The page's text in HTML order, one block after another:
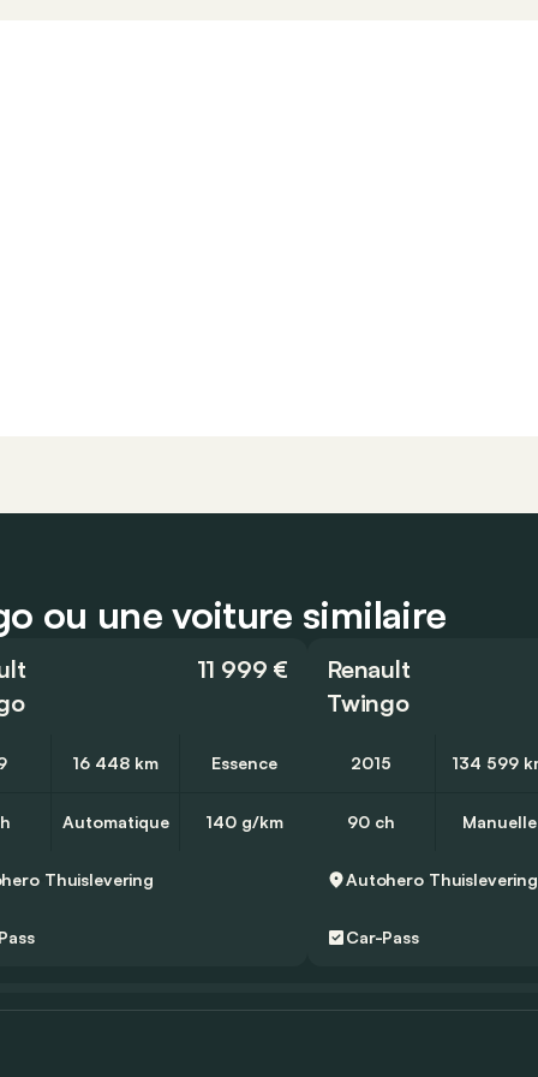
ou une voiture similaire
11 999 €
16 448 km Essence
Automatique 140 g/km
Thuislevering
Renault
Twingo
2015 134 599
90 ch Manuelle
Autohero Thuislevering
Car-Pass